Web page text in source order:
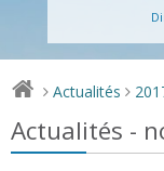
> Actualités >
Actualités -